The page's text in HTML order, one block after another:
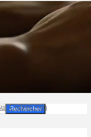
Rechercher
Codeur.com